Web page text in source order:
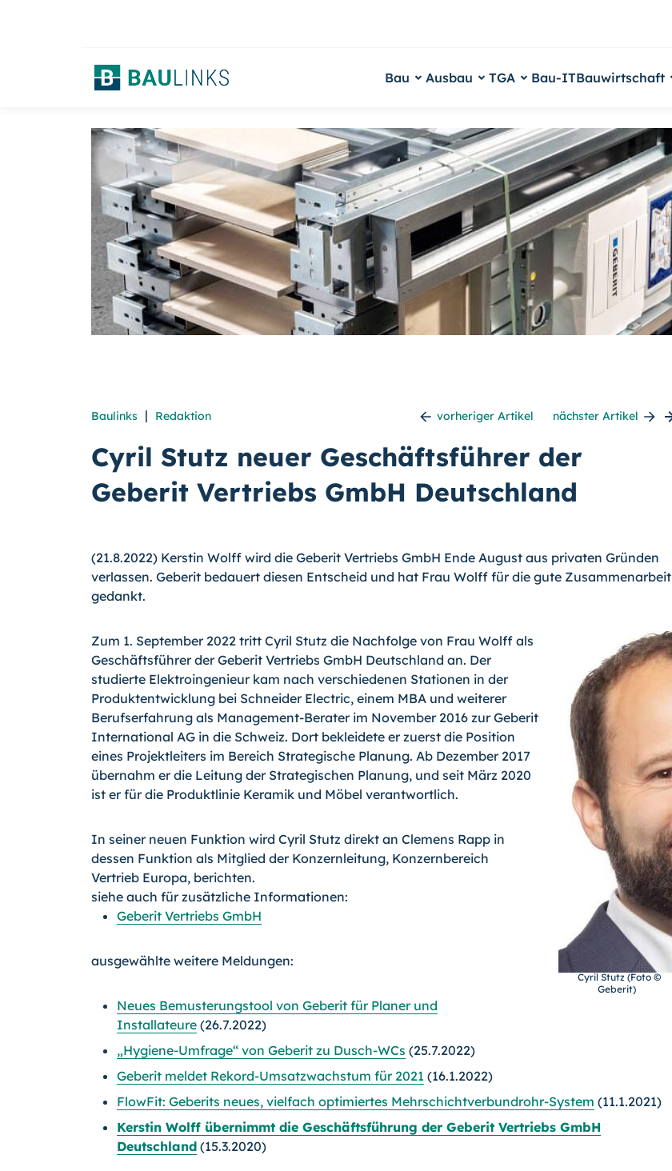
Bau Ausbau TGA Bau-ITBauwirtschaft
Baulinks | Redaktion vorheriger Artikel nächster Artikel
Cyril Stutz neuer Geschäftsführer der
Geberit Vertriebs GmbH Deutschland
(21.8.2022) Kerstin Wolff wird die Geberit Vertriebs GmbH Ende August aus privaten Gründen
verlassen. Geberit bedauert diesen Entscheid und hat Frau Wolff für die gute Zusammenarbeit
gedankt.
Cyril Stutz (Foto ©
Geberit)
Zum 1. September 2022 tritt Cyril Stutz die Nachfolge von Frau Wolff als
Geschäftsführer der Geberit Vertriebs GmbH Deutschland an. Der
studierte Elektroingenieur kam nach verschiedenen Stationen in der
Produktentwicklung bei Schneider Electric, einem MBA und weiterer
Berufserfahrung als Ma­nage­ment-Berater im November 2016 zur Geberit
International AG in die Schweiz. Dort bekleidete er zuerst die Position
eines Projektleiters im Bereich Strategische Planung. Ab Dezember 2017
übernahm er die Leitung der Strategischen Planung, und seit März 2020
ist er für die Produktlinie Keramik und Möbel verantwortlich.
In seiner neuen Funktion wird Cyril Stutz direkt an Clemens Rapp in
dessen Funktion als Mitglied der Konzernleitung, Konzernbereich
Vertrieb Europa, berichten.
siehe auch für zusätzliche Informationen:
Geberit Vertriebs GmbH
ausgewählte weitere Meldungen:
Neues Bemusterungstool von Geberit für Planer und
Installateure (26.7.2022)
„Hygiene-Umfrage“ von Geberit zu Dusch-WCs (25.7.2022)
Geberit meldet Rekord-Umsatzwachstum für 2021 (16.1.2022)
FlowFit: Geberits neues, vielfach optimiertes Mehrschicht­verbundrohr-System (11.1.2021)
Kerstin Wolff übernimmt die Geschäftsführung der Geberit Vertriebs GmbH
Deutschland (15.3.2020)